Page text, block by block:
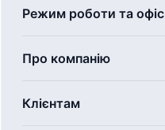
Режим роботи та офіс
Про компанію
Клієнтам